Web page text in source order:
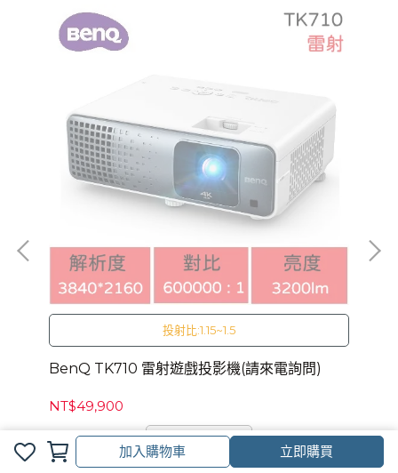
加入購物車 立即購買
投射比:1.15~1.5
BenQ TK710 雷射遊戲投影機(請來電詢問)
NT$49,900
已售完